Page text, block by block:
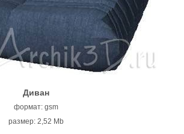
Диван
формат: gsm
размер: 2,52 Mb